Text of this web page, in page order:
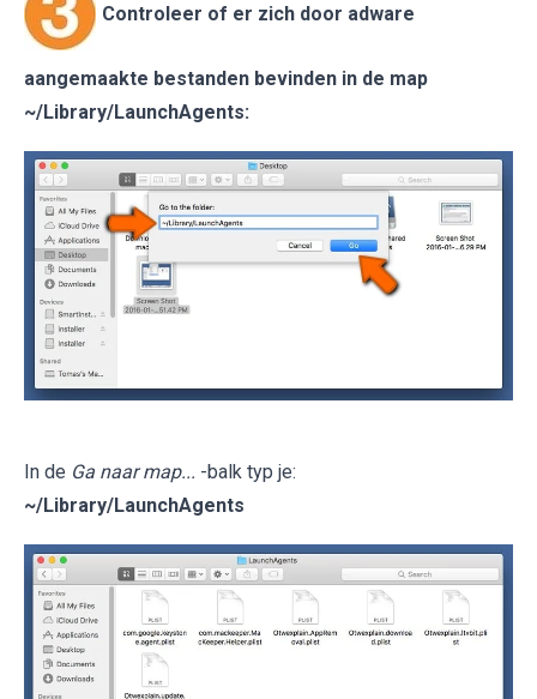
Controleer of er zich door adware
aangemaakte bestanden bevinden in de map
~/Library/LaunchAgents:
In de Ga naar map... -balk typ je:
~/Library/LaunchAgents